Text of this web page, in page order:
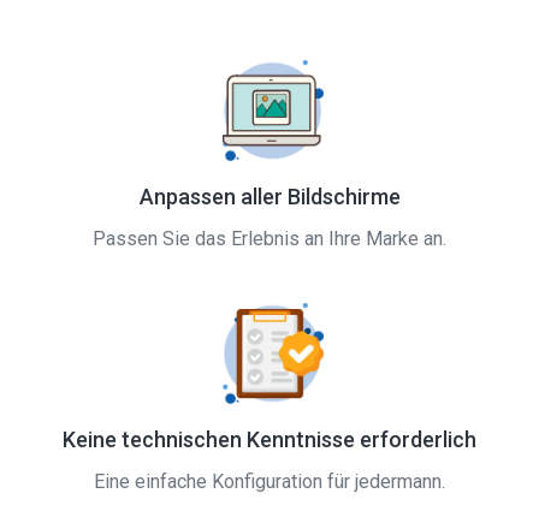
Anpassen aller Bildschirme
Passen Sie das Erlebnis an Ihre Marke an.
Keine technischen Kenntnisse erforderlich
Eine einfache Konfiguration für jedermann.